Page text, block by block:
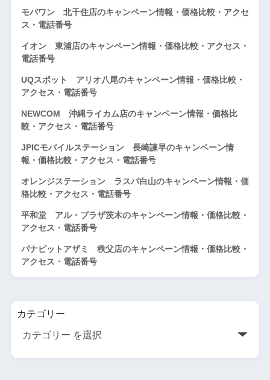
モバワン 北千住店のキャンペーン情報・価格比較・アクセ
ス・電話番号
イオン 東浦店のキャンペーン情報・価格比較・アクセス・
電話番号
UQスポット アリオ八尾のキャンペーン情報・価格比較・
アクセス・電話番号
NEWCOM 沖縄ライカム店のキャンペーン情報・価格比
較・アクセス・電話番号
JPICモバイルステーション 長崎諫早のキャンペーン情
報・価格比較・アクセス・電話番号
オレンジステーション ラスパ白山のキャンペーン情報・価
格比較・アクセス・電話番号
平和堂 アル・プラザ茨木のキャンペーン情報・価格比較・
アクセス・電話番号
パナピットアザミ 秩父店のキャンペーン情報・価格比較・
アクセス・電話番号
カテゴリー